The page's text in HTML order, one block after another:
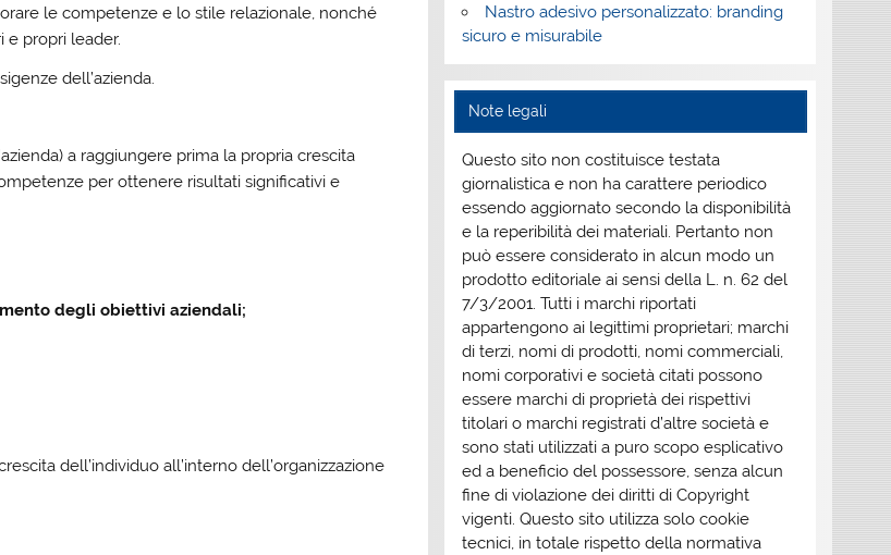
le competenze e lo stile relazionale, nonché
e propri leader.
dell’azienda.
a raggiungere prima la propria crescita
per ottenere risultati significativi e
degli obiettivi aziendali;
dell’individuo all’interno dell’organizzazione
Nastro adesivo personalizzato: branding
sicuro e misurabile
Note legali
Questo sito non costituisce testata
giornalistica e non ha carattere periodico
essendo aggiornato secondo la disponibilità
e la reperibilità dei materiali. Pertanto non
può essere considerato in alcun modo un
prodotto editoriale ai sensi della L. n. 62 del
7/3/2001. Tutti i marchi riportati
appartengono ai legittimi proprietari; marchi
di terzi, nomi di prodotti, nomi commerciali,
nomi corporativi e società citati possono
essere marchi di proprietà dei rispettivi
titolari o marchi registrati d’altre società e
sono stati utilizzati a puro scopo esplicativo
ed a beneficio del possessore, senza alcun
fine di violazione dei diritti di Copyright
vigenti. Questo sito utilizza solo cookie
tecnici, in totale rispetto della normativa